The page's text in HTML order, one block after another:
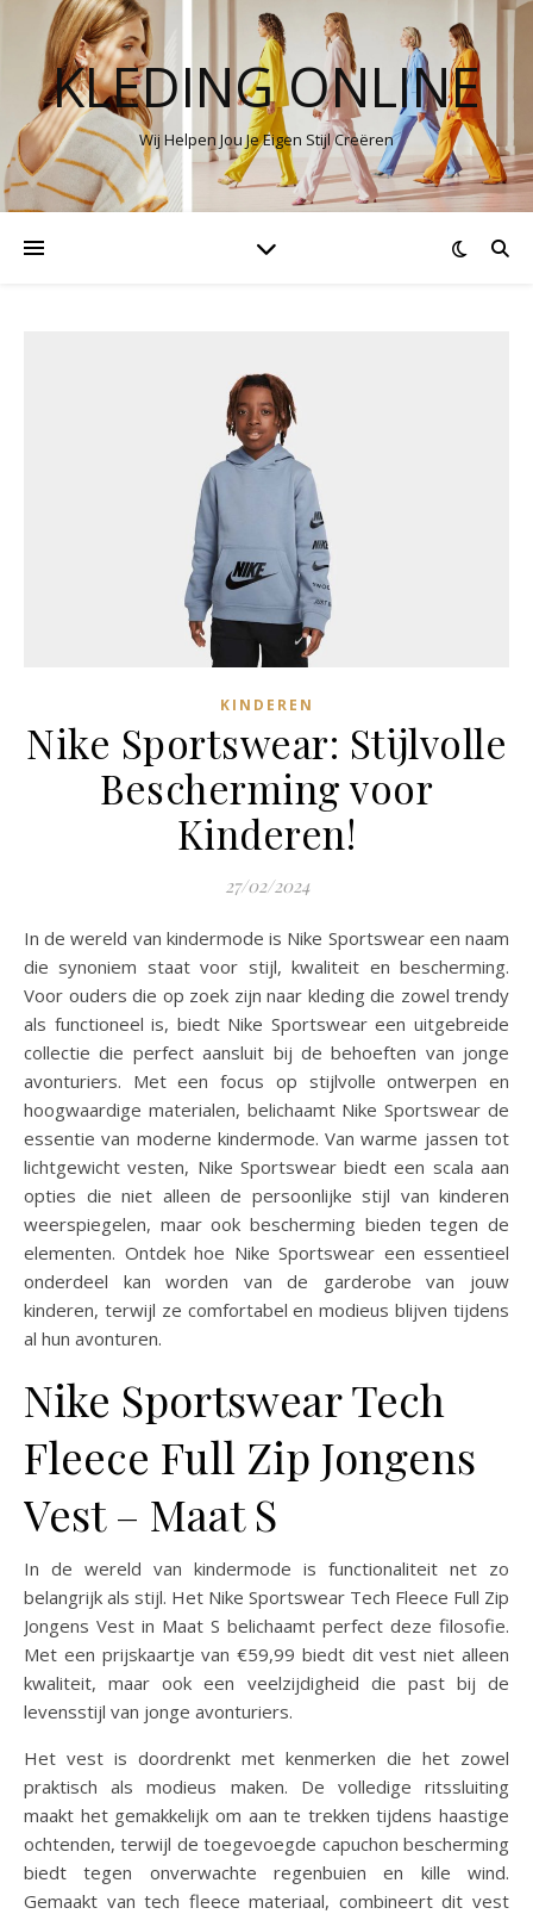
KLEDING ONLINE
Wij Helpen Jou Je Eigen Stijl Creëren
KINDEREN
Nike Sportswear: Stijlvolle
Bescherming voor
Kinderen!
27/02/2024
In de wereld van kindermode is Nike Sportswear een naam
die synoniem staat voor stijl, kwaliteit en bescherming.
Voor ouders die op zoek zijn naar kleding die zowel trendy
als functioneel is, biedt Nike Sportswear een uitgebreide
collectie die perfect aansluit bij de behoeften van jonge
avonturiers. Met een focus op stijlvolle ontwerpen en
hoogwaardige materialen, belichaamt Nike Sportswear de
essentie van moderne kindermode. Van warme jassen tot
lichtgewicht vesten, Nike Sportswear biedt een scala aan
opties die niet alleen de persoonlijke stijl van kinderen
weerspiegelen, maar ook bescherming bieden tegen de
elementen. Ontdek hoe Nike Sportswear een essentieel
onderdeel kan worden van de garderobe van jouw
kinderen, terwijl ze comfortabel en modieus blijven tijdens
al hun avonturen.
Nike Sportswear Tech
Fleece Full Zip Jongens
Vest – Maat S
In de wereld van kindermode is functionaliteit net zo
belangrijk als stijl. Het Nike Sportswear Tech Fleece Full Zip
Jongens Vest in Maat S belichaamt perfect deze filosofie.
Met een prijskaartje van €59,99 biedt dit vest niet alleen
kwaliteit, maar ook een veelzijdigheid die past bij de
levensstijl van jonge avonturiers.
Het vest is doordrenkt met kenmerken die het zowel
praktisch als modieus maken. De volledige ritssluiting
maakt het gemakkelijk om aan te trekken tijdens haastige
ochtenden, terwijl de toegevoegde capuchon bescherming
biedt tegen onverwachte regenbuien en kille wind.
Gemaakt van tech fleece materiaal, combineert dit vest